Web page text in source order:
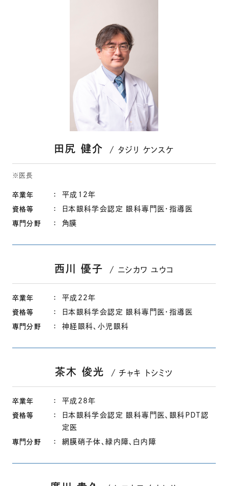
田尻 健介 タジリ ケンスケ
※医長
卒業年 平成12年
資格等 日本眼科学会認定 眼科専門医・指導医
専門分野 角膜
西川 優子 ニシカワ ユウコ
卒業年 平成22年
資格等 日本眼科学会認定 眼科専門医・指導医
専門分野 神経眼科、小児眼科
茶木 俊光 チャキ トシミツ
卒業年 平成28年
資格等
日本眼科学会認定 眼科専門医、眼科PDT認
定医
専門分野 網膜硝子体、緑内障、白内障